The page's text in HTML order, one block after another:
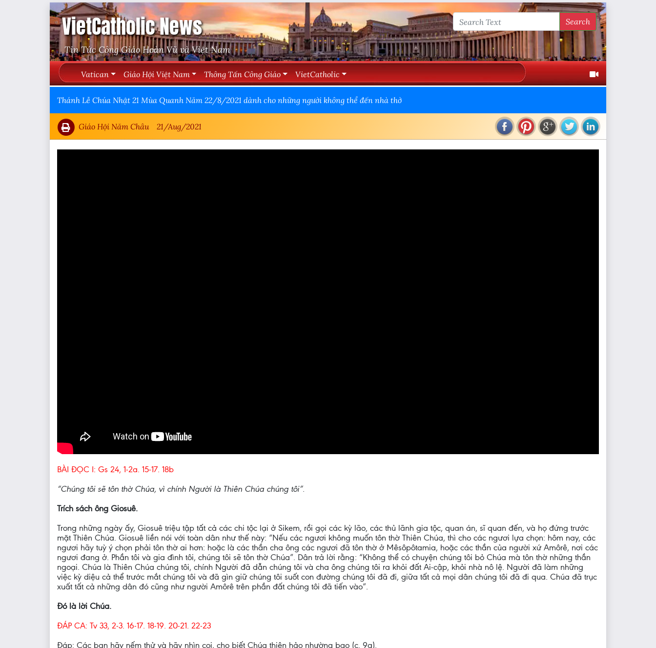
VietCatholic News
Tin Tức Công Giáo Hoàn Vũ và Việt Nam
Search
Vatican Giáo Hội Việt Nam Thông Tấn Công Giáo VietCatholic
Thánh Lễ Chúa Nhật 21 Mùa Quanh Năm 22/8/2021 dành cho những người không thể đến nhà thờ
Giáo Hội Năm Châu 21/Aug/2021
BÀI ĐỌC I: Gs 24, 1-2a. 15-17. 18b
“Chúng tôi sẽ tôn thờ Chúa, vì chính Người là Thiên Chúa chúng tôi”.
Trích sách ông Giosuê.
Trong những ngày ấy, Giosuê triệu tập tất cả các chi tộc lại ở Sikem, rồi gọi các kỳ lão, các thủ lãnh gia tộc, quan án, sĩ quan đến, và họ đứng trước
mặt Thiên Chúa. Giosuê liền nói với toàn dân như thế này: “Nếu các ngươi không muốn tôn thờ Thiên Chúa, thì cho các ngươi lựa chọn: hôm nay, các
ngươi hãy tuỳ ý chọn phải tôn thờ ai hơn: hoặc là các thần cha ông các ngươi đã tôn thờ ở Mêsôpôtamia, hoặc các thần của người xứ Amôrê, nơi các
ngươi đang ở. Phần tôi và gia đình tôi, chúng tôi sẽ tôn thờ Chúa”. Dân trả lời rằng: “Không thể có chuyện chúng tôi bỏ Chúa mà tôn thờ những thần
ngoại. Chúa là Thiên Chúa chúng tôi, chính Người đã dẫn chúng tôi và cha ông chúng tôi ra khỏi đất Ai-cập, khỏi nhà nô lệ. Người đã làm những
việc kỳ diệu cả thể trước mắt chúng tôi và đã gìn giữ chúng tôi suốt con đường chúng tôi đã đi, giữa tất cả mọi dân chúng tôi đã đi qua. Chúa đã trục
xuất tất cả những dân đó cũng như người Amôrê trên phần đất chúng tôi đã tiến vào”.
Đó là lời Chúa.
ĐÁP CA: Tv 33, 2-3. 16-17. 18-19. 20-21. 22-23
Đáp: Các bạn hãy nếm thử và hãy nhìn coi, cho biết Chúa thiện hảo nhường bao (c. 9a).